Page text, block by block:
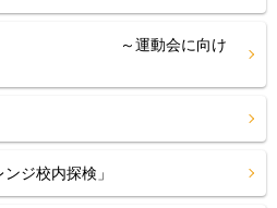
♪ ～運動会に向け
ジ校内探検」